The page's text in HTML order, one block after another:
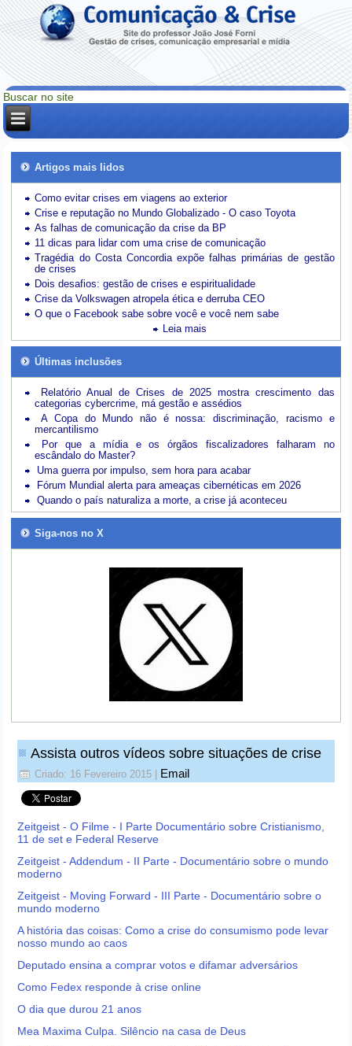
Artigos mais lidos
Como evitar crises em viagens ao exterior
Crise e reputação no Mundo Globalizado - O caso Toyota
As falhas de comunicação da crise da BP
11 dicas para lidar com uma crise de comunicação
Tragédia do Costa Concordia expõe falhas primárias de gestão
de crises
Dois desafios: gestão de crises e espiritualidade
Crise da Volkswagen atropela ética e derruba CEO
O que o Facebook sabe sobre você e você nem sabe
Leia mais
Últimas inclusões
Relatório Anual de Crises de 2025 mostra crescimento das
categorias cybercrime, má gestão e assédios
A Copa do Mundo não é nossa: discriminação, racismo e
mercantilismo
Por que a mídia e os órgãos fiscalizadores falharam no
escândalo do Master?
Uma guerra por impulso, sem hora para acabar
Fórum Mundial alerta para ameaças cibernéticas em 2026
Quando o país naturaliza a morte, a crise já aconteceu
Siga-nos no X
Assista outros vídeos sobre situações de crise
Criado: 16 Fevereiro 2015 Email
Zeitgeist - O Filme - I Parte Documentário sobre Cristianismo,
11 de set e Federal Reserve
Zeitgeist - Addendum - II Parte - Documentário sobre o mundo
moderno
Zeitgeist - Moving Forward - III Parte - Documentário sobre o
mundo moderno
A história das coisas: Como a crise do consumismo pode levar
nosso mundo ao caos
Deputado ensina a comprar votos e difamar adversários
Como Fedex responde à crise online
O dia que durou 21 anos
Mea Maxima Culpa. Silêncio na casa de Deus